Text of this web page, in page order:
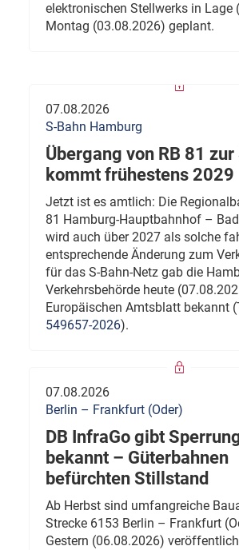
elektronischen Stellwerks in Lage
Montag (03.08.2026) geplant.
07.08.2026
S-Bahn Hamburg
Übergang von RB 81 zur
kommt frühestens 2029
Jetzt ist es amtlich: Die
81 Hamburg-Hauptbahnhof –
wird auch über 2027 als solche
entsprechende Änderung zum
für das S-Bahn-Netz gab die
Verkehrsbehörde heute
Europäischen Amtsblatt bekannt
549657-2026).
07.08.2026
Berlin – Frankfurt (Oder)
DB InfraGo gibt
bekannt – Güterbahnen
befürchten Stillstand
Ab Herbst sind umfangreiche
Strecke 6153 Berlin – Frankfurt
Gestern (06.08.2026)